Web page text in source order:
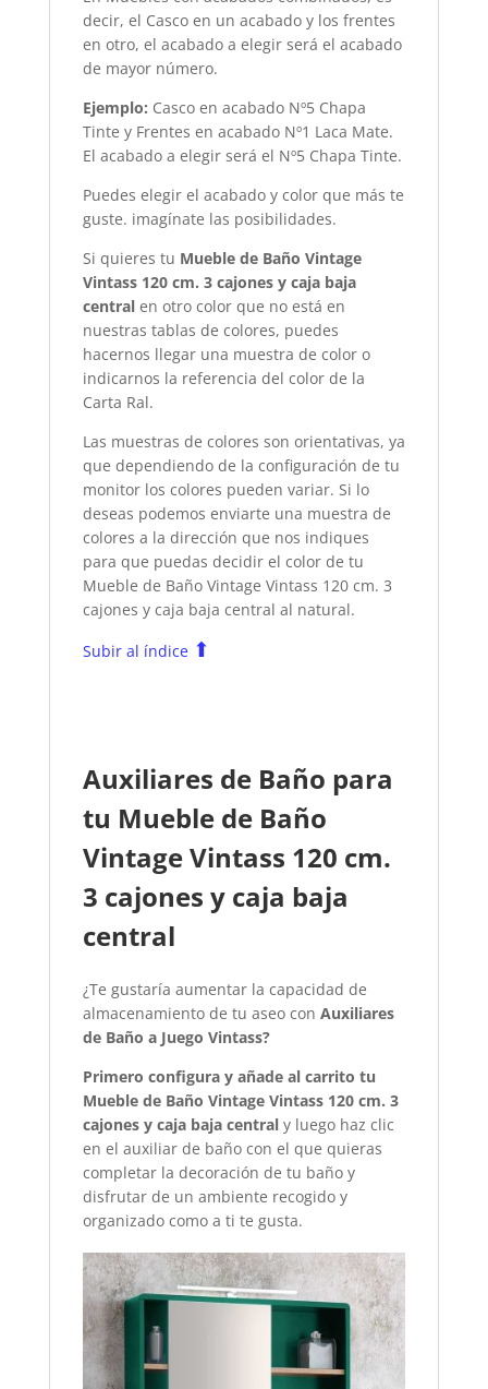
decir, el Casco en un acabado y los frentes
en otro, el acabado a elegir será el acabado
de mayor número.
Ejemplo: Casco en acabado Nº5 Chapa
Tinte y Frentes en acabado Nº1 Laca Mate.
El acabado a elegir será el Nº5 Chapa Tinte.
Puedes elegir el acabado y color que más te
guste. imagínate las posibilidades.
Si quieres tu Mueble de Baño Vintage
Vintass 120 cm. 3 cajones y caja baja
centralen otro color que no está en
nuestras tablas de colores, puedes
hacernos llegar una muestra de color o
indicarnos la referencia del color de la
Carta Ral.
Las muestras de colores son orientativas, ya
que dependiendo de la configuración de tu
monitor los colores pueden variar. Si lo
deseas podemos enviarte una muestra de
colores a la dirección que nos indiques
para que puedas decidir el color de tu
Mueble de Baño Vintage Vintass 120 cm. 3
cajones y caja baja central al natural.
Subir al índice ⬆
Auxiliares de Baño para
tu Mueble de Baño
Vintage Vintass 120 cm.
3 cajones y caja baja
central
¿Te gustaría aumentar la capacidad de
almacenamiento de tu aseo con Auxiliares
de Baño a Juego Vintass?
Primero configura y añade al carrito tu
Mueble de Baño Vintage Vintass 120 cm. 3
cajones y caja baja centraly luego haz clic
en el auxiliar de baño con el que quieras
completar la decoración de tu baño y
disfrutar de un ambiente recogido y
organizado como a ti te gusta.